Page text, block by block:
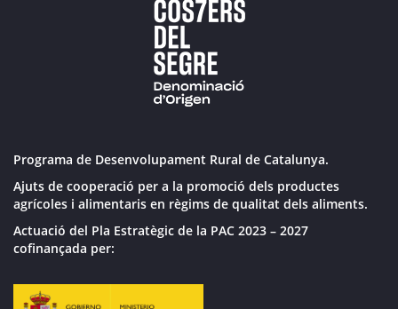
Programa de Desenvolupament Rural de Catalunya.
Ajuts de cooperació per a la promoció dels productes
agrícoles i alimentaris en règims de qualitat dels aliments.
Actuació del Pla Estratègic de la PAC 2023 – 2027
cofinançada per: